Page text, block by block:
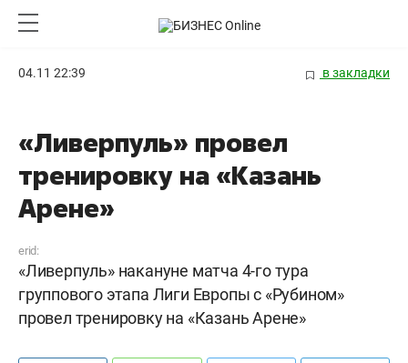
04.11 22:39 в закладки
«Ливерпуль» провел
тренировку на «Казань
Арене»
erid:
«Ливерпуль» накануне матча 4-го тура
группового этапа Лиги Европы с «Рубином»
провел тренировку на «Казань Арене»